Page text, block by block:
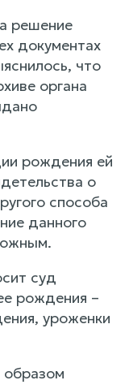
решение
документах
что
органа
рождения ей
о
способа
данного
суд
рождения –
уроженки